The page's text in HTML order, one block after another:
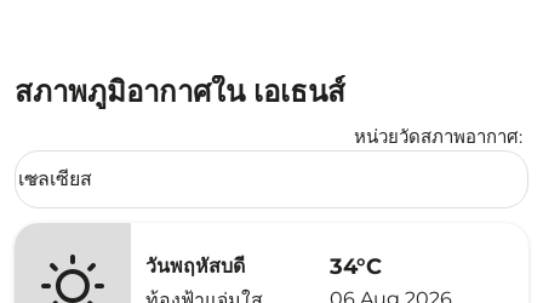
สภาพภูมิอากาศใน เอเธนส์
หน่วยวัดสภาพอากาศ:
Weather unit option เซลเซียส Selected
เซลเซียส
keyboard_arrow_down
วันพฤหัสบดี
34°C
06 Aug 2026